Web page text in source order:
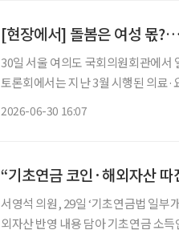
[현장에서] 돌봄은 여성 몫
30일 서울 여의도 국회의원회관에서
토론회에서는 지난 3월 시행된 의료
2026-06-30 16:07
“기초연금 코인·해외자산
서영석 의원, 29일 ‘기초연금법 일부
외자산 반영 내용 담아 기초연금 소득인정액 산정 범위에 가상자산과 해외자산도 포함하는